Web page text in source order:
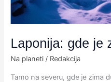
Laponija: gde je
Na planeti / Redakcija
​Tamo na severu, gde je zima